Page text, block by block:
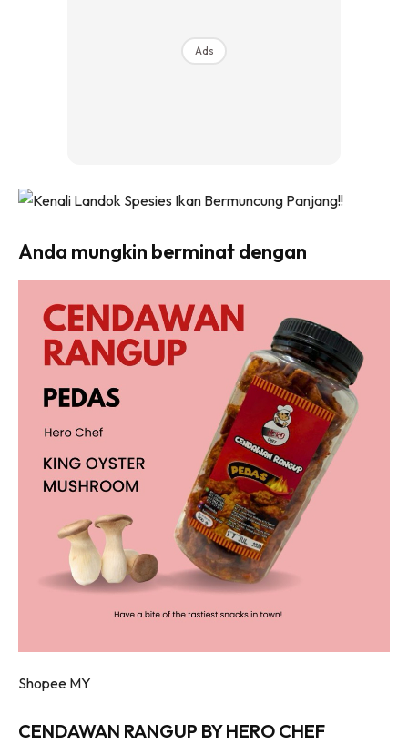
Ads
Anda mungkin berminat dengan
Shopee MY
CENDAWAN RANGUP BY HERO CHEF